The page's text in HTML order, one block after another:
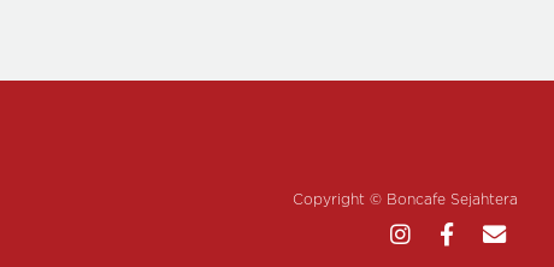
Copyright © Boncafe Sejahtera